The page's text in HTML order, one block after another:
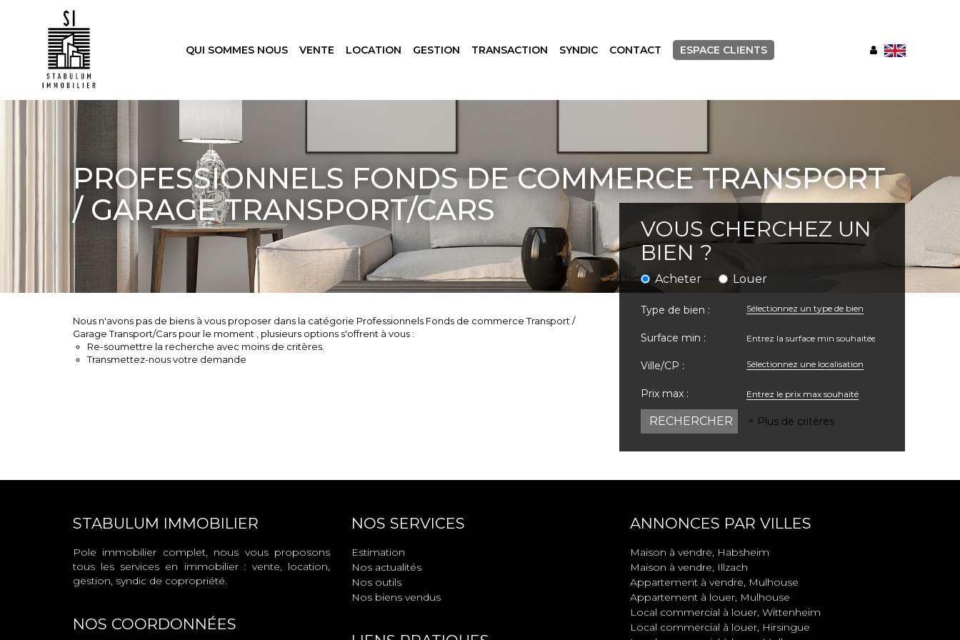
QUI SOMMES NOUS VENTE LOCATION GESTION TRANSACTION SYNDIC CONTACT ESPACE CLIENTS
PROFESSIONNELS FONDS DE COMMERCE TRANSPORT
/ GARAGE TRANSPORT/CARS
VOUS CHERCHEZ UN
BIEN ?
Acheter Louer
Type de bien : Sélectionnez un type de bien
Surface min :
Ville/CP : Sélectionnez une localisation
Prix max :
+ Plus de critères
Nous n'avons pas de biens à vous proposer dans la catégorie Professionnels Fonds de commerce Transport /
Garage Transport/Cars pour le moment , plusieurs options s'offrent à vous :
Re-soumettre la recherche avec moins de critères.
Transmettez-nous votre demande
STABULUM IMMOBILIER
Pole immobilier complet, nous vous proposons
tous les services en immobilier : vente, location,
gestion, syndic de copropriété.
NOS COORDONNÉES
NOS SERVICES
Estimation
Nos actualités
Nos outils
Nos biens vendus
ANNONCES PAR VILLES
Maison à vendre, Habsheim
Maison à vendre, Illzach
Appartement à vendre, Mulhouse
Appartement à louer, Mulhouse
Local commercial à louer, Wittenheim
Local commercial à louer, Hirsingue